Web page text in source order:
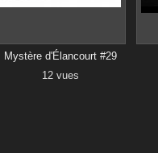
Mystère d'Élancourt #29
12 vues